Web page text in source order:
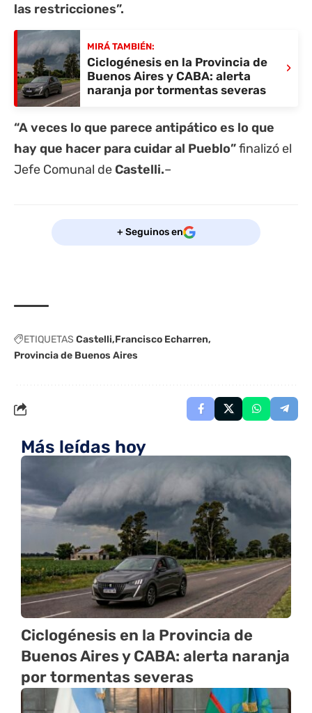
las restricciones”.
MIRÁ TAMBIÉN:
Ciclogénesis en la Provincia de
Buenos Aires y CABA: alerta
naranja por tormentas severas
›
“A veces lo que parece antipático es lo que
hay que hacer para cuidar al Pueblo”finalizó el
Jefe Comunal de Castelli.–
+ Seguinos en
ETIQUETAS Castelli Francisco Echarren
Provincia de Buenos Aires
Más leídas hoy
Ciclogénesis en la Provincia de
Buenos Aires y CABA: alerta naranja
por tormentas severas